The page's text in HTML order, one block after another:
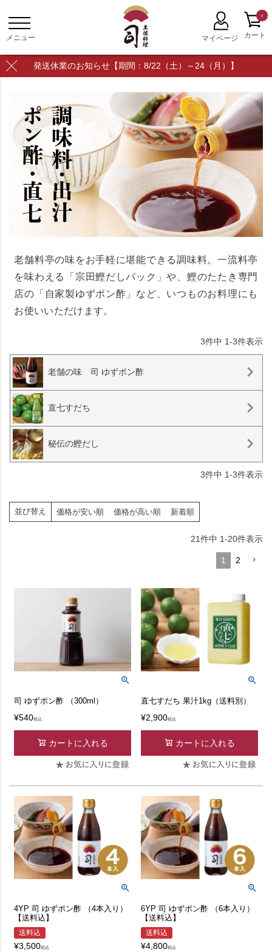
発送休業のお知らせ【期間：8/22（土）～24（月）】
0
老舗料亭の味をお手軽に堪能できる調味料。一流料亭
を味わえる「宗田鰹だしパック」や、鰹のたたき専門
店の「自家製ゆずポン酢」など、いつものお料理にも
お使いいただけます。
3件中 1-3件表示
老舗の味 司 ゆずポン酢
直七すだち
秘伝の鰹だし
3件中 1-3件表示
並び替え 価格が安い順 価格が高い順 新着順
21件中 1-20件表示
1 2
司 ゆずポン酢 （300ml）
¥540税込
カートに入れる
直七すだち 果汁1kg（送料別）
¥2,900税込
カートに入れる
4YP 司 ゆずポン酢 （4本入り）
【送料込】
送料込
¥3,500税込
6YP 司 ゆずポン酢 （6本入り）
【送料込】
送料込
¥4,800税込